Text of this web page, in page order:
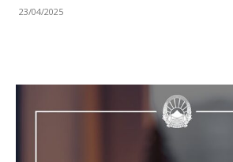
23/04/2025